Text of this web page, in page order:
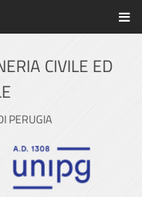
CIVILE ED
PERUGIA